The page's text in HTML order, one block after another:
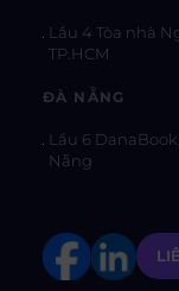
Lầu 4 Tòa nhà
TP.HCM
ĐÀ NẴNG
Lầu 6
Nẵng